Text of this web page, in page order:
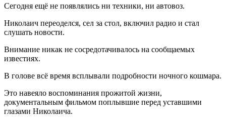
Сегодня ещё не появлялись ни техники, ни автовоз.
Николаич переоделся, сел за стол, включил радио и стал
слушать новости.
Внимание никак не сосредотачивалось на сообщаемых
известиях.
В голове всё время всплывали подробности ночного кошмара.
Это навеяло воспоминания прожитой жизни,
документальным фильмом поплывшие перед уставшими
глазами Николаича.